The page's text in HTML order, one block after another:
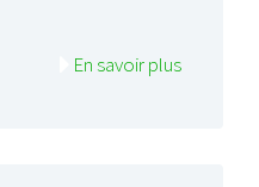
En savoir plus